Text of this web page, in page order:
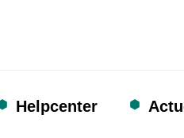
Helpcenter